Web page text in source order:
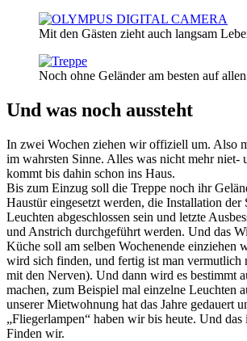
Mit den Gästen zieht auch langsam
Noch ohne Geländer am besten auf
Und was noch aussteht
In zwei Wochen ziehen wir offiziell um. Also
im wahrsten Sinne. Alles was nicht mehr niet-
kommt bis dahin schon ins Haus.
Bis zum Einzug soll die Treppe noch ihr
Haustür eingesetzt werden, die Installation der
Leuchten abgeschlossen sein und letzte
und Anstrich durchgeführt werden. Und das
Küche soll am selben Wochenende einziehen
wird sich finden, und fertig ist man vermutlich
mit den Nerven). Und dann wird es bestimmt
machen, zum Beispiel mal einzelne Leuchten
unserer Mietwohnung hat das Jahre gedauert
„Fliegerlampen“ haben wir bis heute. Und das
Finden wir.